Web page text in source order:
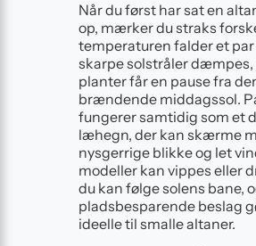
Når du først har sat en
op, mærker du straks
temperaturen falder et par
skarpe solstråler dæmpes,
planter får en pause fra
brændende middagssol.
fungerer samtidig som et
læhegn, der kan skærme
nysgerrige blikke og let
modeller kan vippes eller
du kan følge solens bane,
pladsbesparende beslag
ideelle til smalle altaner.